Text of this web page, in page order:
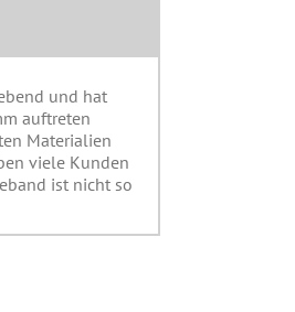
und hat
auftreten
Materialien
viele Kunden
ist nicht so